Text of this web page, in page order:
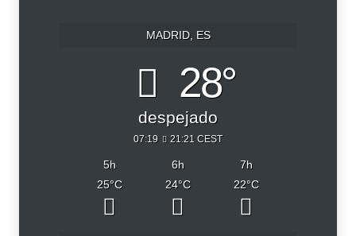
MADRID, ES
28°
despejado
07:19 21:21 CEST
5h 6h 7h
25°C 24°C 22°C